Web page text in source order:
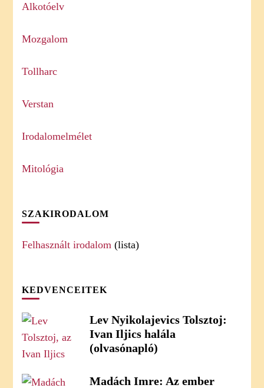
Alkotóelv
Mozgalom
Tollharc
Verstan
Irodalomelmélet
Mitológia
SZAKIRODALOM
Felhasznált irodalom (lista)
KEDVENCEITEK
Lev Nyikolajevics Tolsztoj:
Ivan Iljics halála
(olvasónapló)
Madách Imre: Az ember